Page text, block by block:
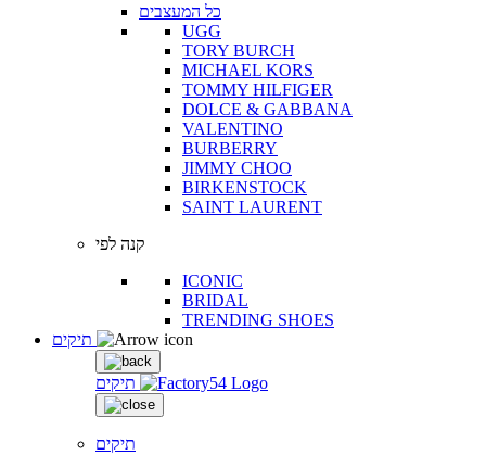
כל המעצבים
UGG
TORY BURCH
MICHAEL KORS
TOMMY HILFIGER
DOLCE & GABBANA
VALENTINO
BURBERRY
JIMMY CHOO
BIRKENSTOCK
SAINT LAURENT
קנה לפי
ICONIC
BRIDAL
TRENDING SHOES
תיקים
תיקים